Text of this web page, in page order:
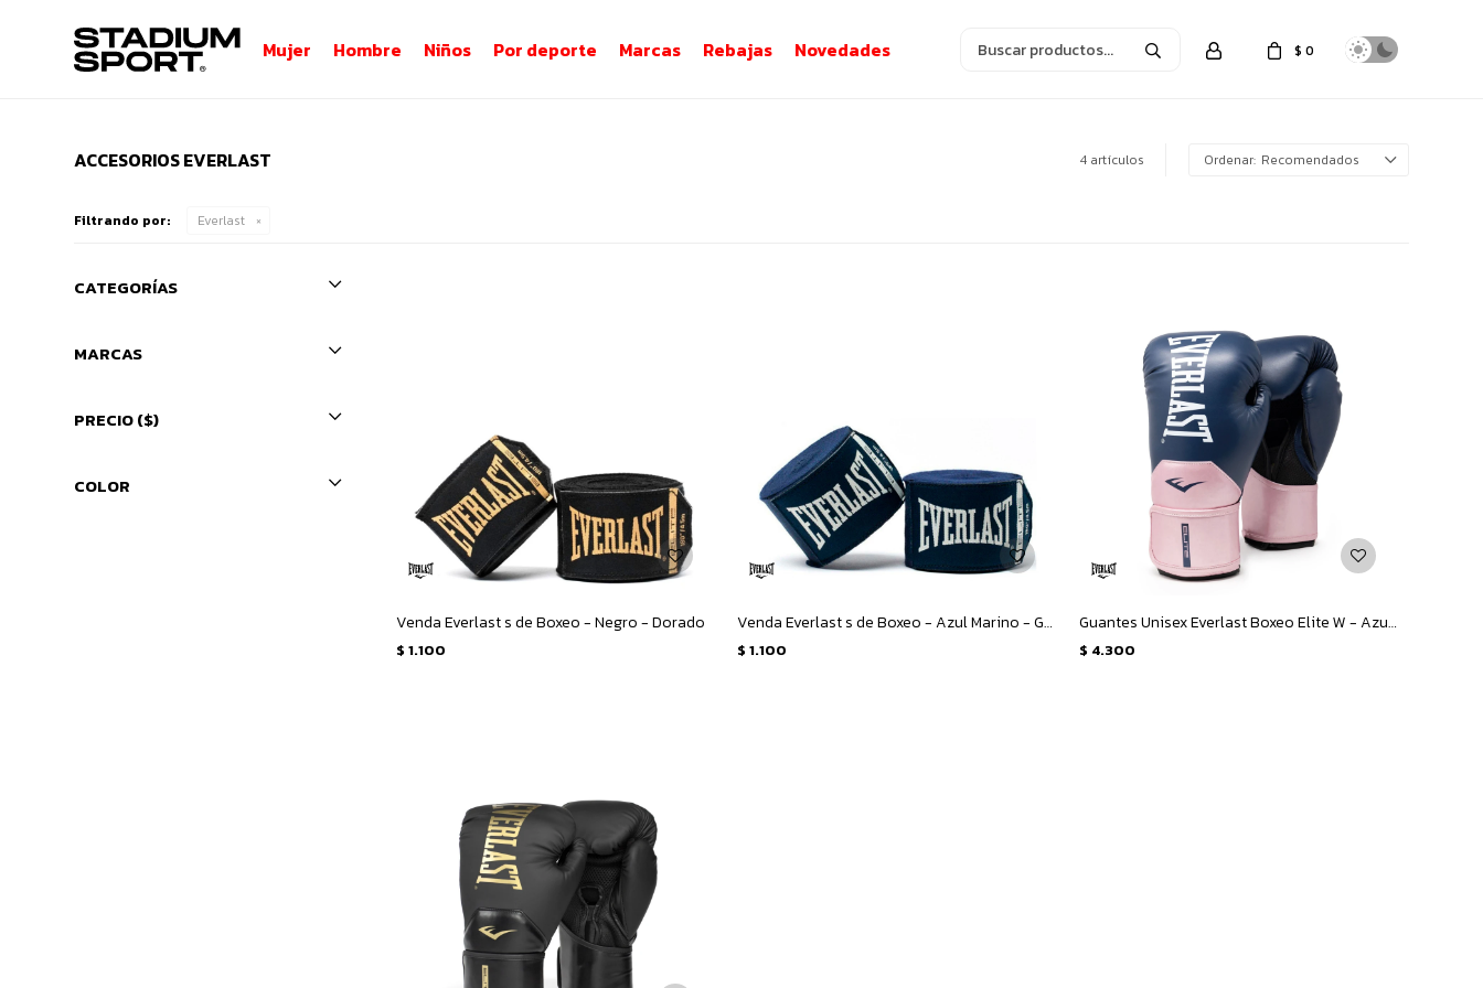
Mujer Hombre Niños Por deporte Marcas Rebajas Novedades $ 0
ACCESORIOS EVERLAST 4 artículos Recomendados
Filtrando por: Everlast
Venda Everlast s de Boxeo - Negro - Dorado
$ 1.100
Venda Everlast s de Boxeo - Azul Marino - Gris
$ 1.100
Guantes Unisex Everlast Boxeo Elite W - Azul Marino - Rosa
$ 4.300
CATEGORÍAS
MARCAS
PRECIO($)
COLOR